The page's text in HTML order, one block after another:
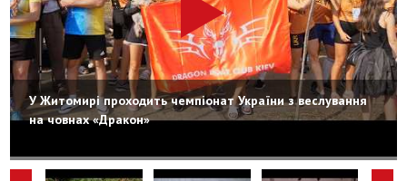
У Житомирі проходить чемпіонат України з веслування
на човнах «Дракон»